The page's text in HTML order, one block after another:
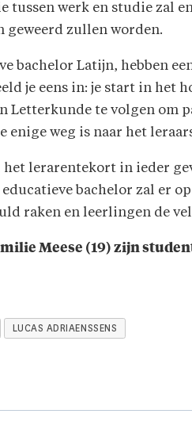
tussen werk en studie zal
geweerd zullen worden.
bachelor Latijn, hebben
je eens in: je start in het
Letterkunde te volgen om
weg is naar het
het lerarentekort in ieder
educatieve bachelor zal er
raken en leerlingen de
Meese (19) zijn
LUCAS ADRIAENSSENS